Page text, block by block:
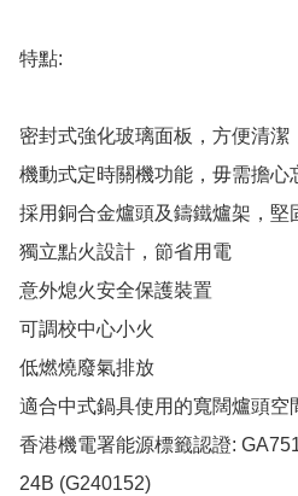
特點:
密封式強化玻璃面板，方便清潔
機動式定時關機功能，毋需擔心
採用銅合金爐頭及鑄鐵爐架，堅
獨立點火設計，節省用電
意外熄火安全保護裝置
​可調校中心小火
低燃燒廢氣排放
適合中式鍋具使用的寬闊爐頭空
香港機電署能源標籤認證:
24B (G240152)